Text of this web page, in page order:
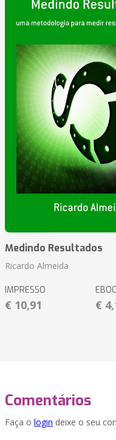
Medindo Resultados
Ricardo Almeida
IMPRESSO
€ 10,91 €
Comentários
Faça o login deixe o seu